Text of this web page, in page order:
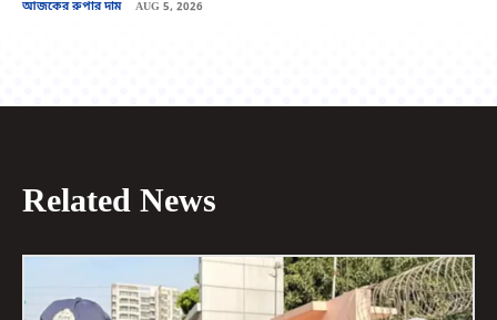
আজকের রুপার দাম AUG 5, 2026
Related News